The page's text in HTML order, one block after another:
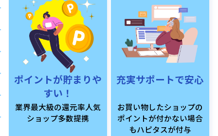
ポイントが貯まりや
すい！
業界最大級の還元率人気
ショップ多数提携
充実サポートで安心
お買い物したショップの
ポイントが付かない場合
もハピタスが付与